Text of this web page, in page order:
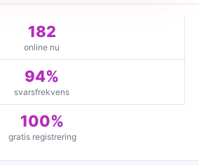
182
online nu
94%
svarsfrekvens
100%
gratis registrering